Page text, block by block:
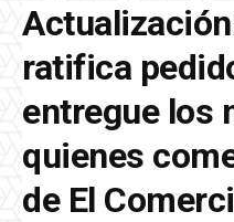
ratifica
entregue los
quienes
de El